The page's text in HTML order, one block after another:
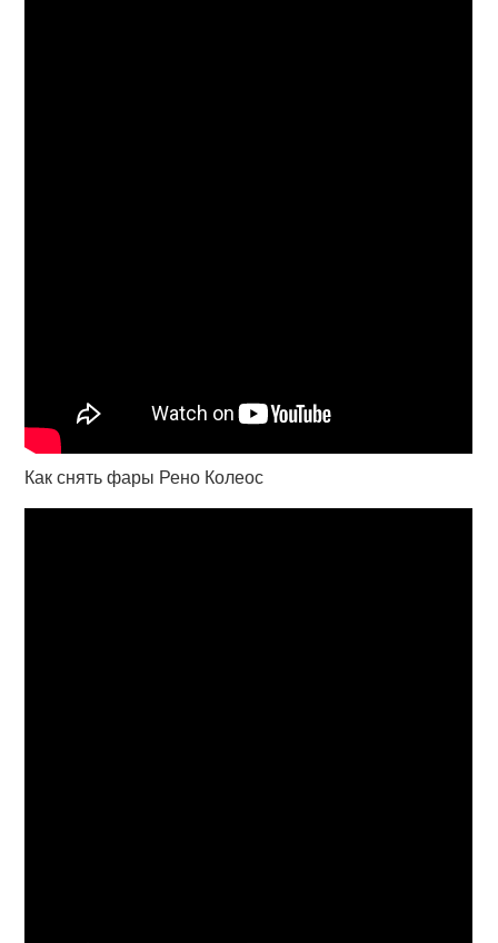
Как снять фары Рено Колеос